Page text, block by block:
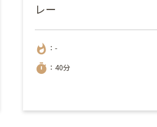
レー
whatshot ：-
timer ：40分